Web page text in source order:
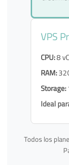
VPS
CPU:8
RAM:
Storage:
Ideal
Todos los